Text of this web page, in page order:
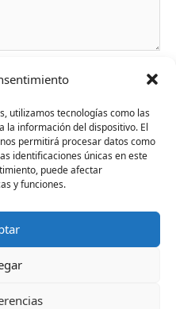
utilizamos tecnologías como las
la información del dispositivo. El
permitirá procesar datos como
identificaciones únicas en este
puede afectar
y funciones.